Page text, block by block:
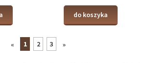
do koszyka
« 1 2 3 »